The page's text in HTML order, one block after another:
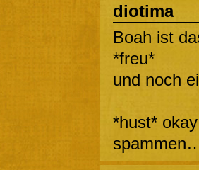
diotima
Boah ist
*freu*
und noch
*hust*